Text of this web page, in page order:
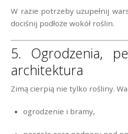
W razie potrzeby uzupełnij
dociśnij podłoże wokół roślin.
5. Ogrodzenia,
architektura
Zimą cierpią nie tylko rośliny.
ogrodzenie i bramy,